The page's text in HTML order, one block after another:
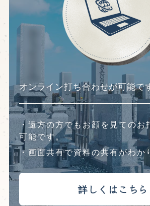
オンライン打ち合わせが可能で
・遠方の方でもお顔を見てのお
可能です。
・画面共有で資料の共有がわか
詳しくはこちら